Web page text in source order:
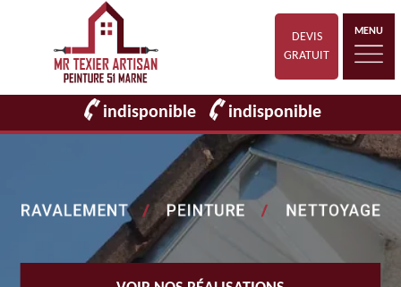
DEVIS
GRATUIT
MENU
indisponible indisponible